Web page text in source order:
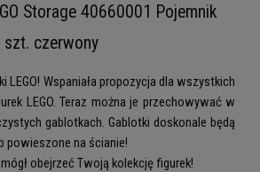
Storage 40660001 Pojemnik
czerwony
LEGO! Wspaniała propozycja dla wszystkich
LEGO. Teraz można je przechowywać w
gablotkach. Gablotki doskonale będą
powieszone na ścianie!
obejrzeć Twoją kolekcję figurek!